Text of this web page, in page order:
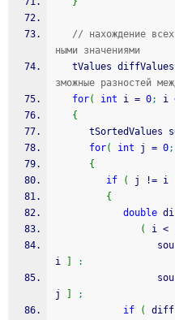
// нахождение
ными значениями
   tValues diffValues
зможные разностей
for( int i = 0; i
{
for( int j = 0;
{
if
( j != i
{
double
(
i <
i
:
j
;
if
( diff